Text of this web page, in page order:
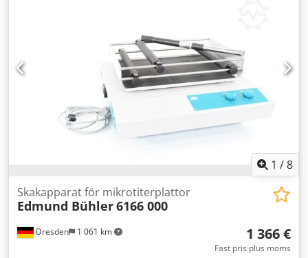
100 cm, skyddshölje, styrsystem, maskinstativ,
tryckaggregat defekt. Dcsdpfxezhax Ho Aanjk
1 /8
Dresden 1 061 km
Skakapparat för mikrotiterplattor
Edmund Bühler6166 000
1 366 €
Fast pris plus moms